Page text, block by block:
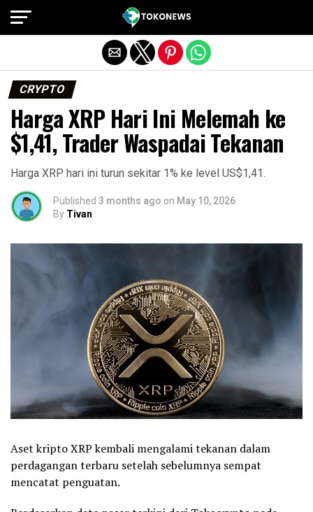
CRYPTO
Harga XRP Hari Ini Melemah ke
$1,41, Trader Waspadai Tekanan
Harga XRP hari ini turun sekitar 1% ke level US$1,41.
Published 3 months ago on May 10, 2026
By Tivan
Aset kripto XRP kembali mengalami tekanan dalam
perdagangan terbaru setelah sebelumnya sempat
mencatat penguatan.
Exit mobile version